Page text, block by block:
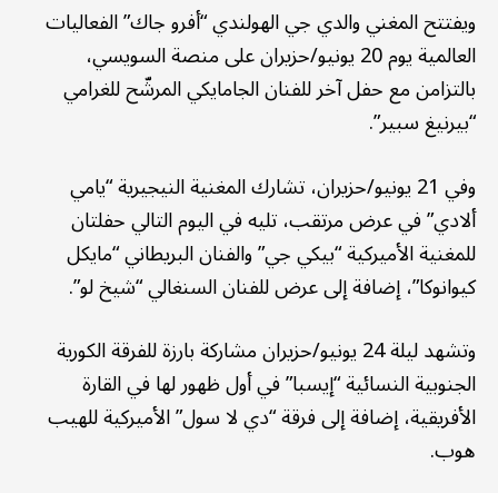
ويفتتح المغني والدي جي الهولندي “أفرو جاك” الفعاليات
العالمية يوم 20 يونيو/حزيران على منصة السويسي،
بالتزامن مع حفل آخر للفنان الجامايكي المرشّح للغرامي
“بيرنيغ سبير”.
وفي 21 يونيو/حزيران، تشارك المغنية النيجيرية “يامي
ألادي” في عرض مرتقب، تليه في اليوم التالي حفلتان
للمغنية الأميركية “بيكي جي” والفنان البريطاني “مايكل
كيوانوكا”، إضافة إلى عرض للفنان السنغالي “شيخ لو”.
وتشهد ليلة 24 يونيو/حزيران مشاركة بارزة للفرقة الكورية
الجنوبية النسائية “إيسبا” في أول ظهور لها في القارة
الأفريقية، إضافة إلى فرقة “دي لا سول” الأميركية للهيب
هوب.